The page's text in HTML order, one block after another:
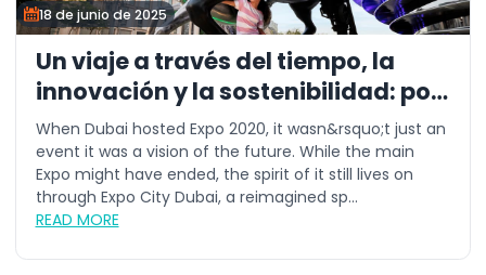
18 de junio de 2025
Un viaje a través del tiempo, la
innovación y la sostenibilidad: por
qué este verano es el mejor
momento para visitar Expo City
Dubái
When Dubai hosted Expo 2020, it wasn&rsquo;t just an
event it was a vision of the future. While the main
Expo might have ended, the spirit of it still lives on
through Expo City Dubai, a reimagined sp...
READ MORE